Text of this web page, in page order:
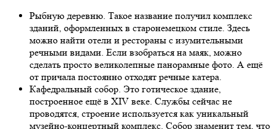
Рыбную деревню. Такое название получил комплекс
зданий, оформленных в старонемецком стиле. Здесь
можно найти отели и рестораны с изумительными
речными видами. Если взобраться на маяк, можно
сделать просто великолепные панорамные фото. А ещё
от причала постоянно отходят речные катера.
Кафедральный собор. Это готическое здание,
построенное ещё в XIV веке. Службы сейчас не
проводятся, строение используется как уникальный
музейно-концертный комплекс. Собор знаменит тем, что